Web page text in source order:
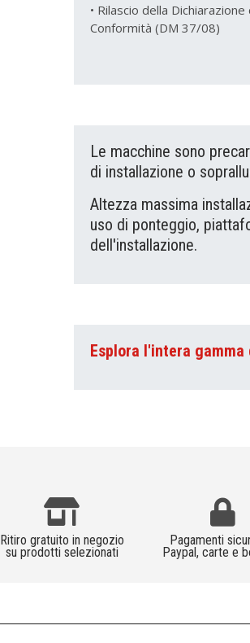
• Rilascio della Dichiarazione
Conformità (DM 37/08)
Le macchine sono
di installazione o
Altezza massima
uso di ponteggio,
dell'installazione.
Esplora l'intera
Ritiro gratuito in negozio
su prodotti selezionati
Pagamenti
Paypal, carte e